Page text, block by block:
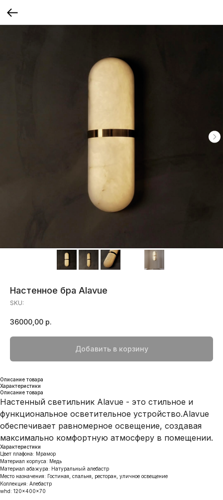
Настенное бра Alavue
SKU:
36000,00 р.
Добавить в корзину
Описание товара
Характеристики
Описание товара
Настенный светильник Alavue - это стильное и
функциональное осветительное устройство.Alavue
обеспечивает равномерное освещение, создавая
максимально комфортную атмосферу в помещении.
Характеристики
Цвет плафона: Мрамор
Материал корпуса: Медь
Материал абажура: Натуральный алебастр
Место назначения: Гостиная, спальня, ресторан, уличное освещение
Коллекция: Алебастр
whd: 120x400x70